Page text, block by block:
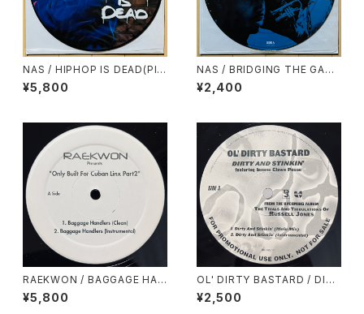
NAS / HIPHOP IS DEAD(PIC
TURE DISC)
¥5,800
NAS / BRIDGING THE GAP
(PICTURE DISC)
¥2,400
RAEKWON / BAGGAGE HAN
DLERS
¥5,800
OL' DIRTY BASTARD / DIRT
Y & STINKIN'
¥2,500